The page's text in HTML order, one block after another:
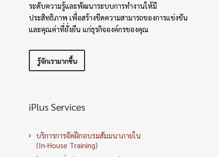
ระดับความรู้และพัฒนาระบบการทำงานให้มี
ประสิทธิภาพ เพื่อสร้างขีดความสามารถของการแข่งขัน
และคุณค่าที่ยั่งยืน แก่ธุรกิจองค์กรของคุณ
รู้จักเรามากขึ้น
iPlus Services
บริการการจัดฝึกอบรมสัมมนาภายใน
(In-House Training)